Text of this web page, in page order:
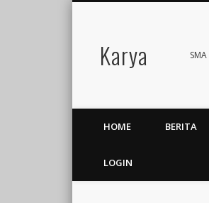
Karya
FacebookTwitter
HOME BERITA
LOGIN